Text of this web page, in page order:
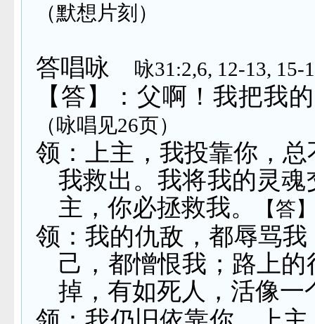
（默想片刻）
答唱咏 咏31:2,6, 12-13, 15-
【答】：父啊！我把我
（咏唱见26页）
领：上主，我投靠你，
我救出。我将我的灵
主，你必拯救我。
【答
领：我的仇敌，都辱骂
己，都憎恨我；路上
掉，有如死人，活像